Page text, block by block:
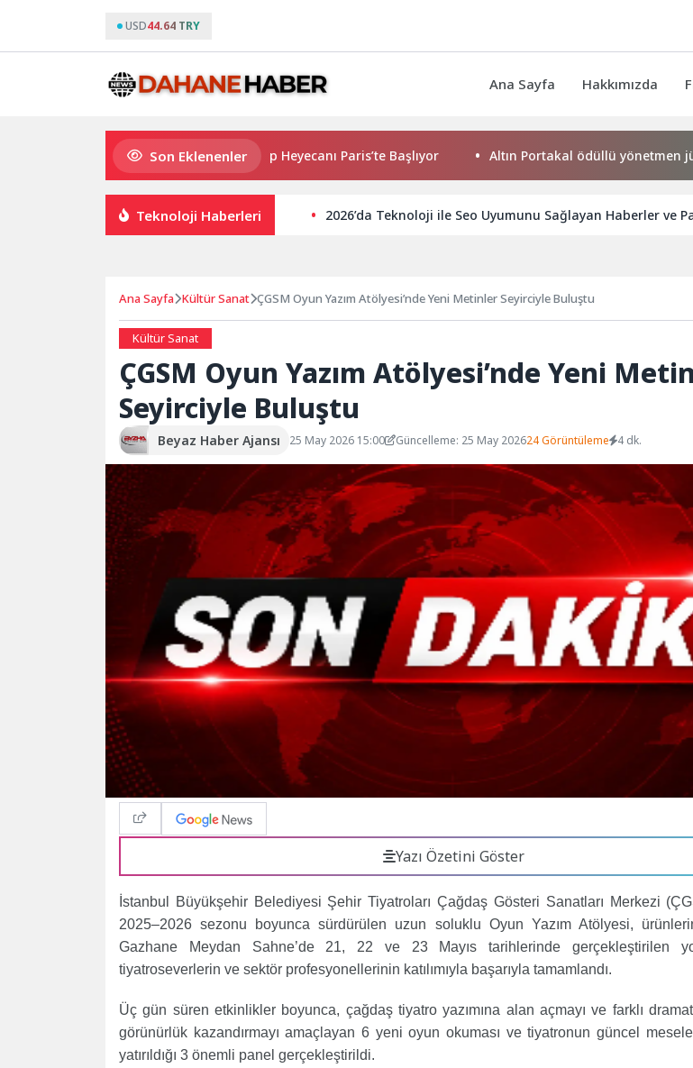
USD44.64 TRY
Ana Sayfa Hakkımızda
Son Eklenenler
2026 PUBG Mobile World Cup Heyecanı Paris’te Başlıyor Altın Portakal ödüllü yönetmen jüri
Teknoloji Haberleri 2026’da Teknoloji ile Seo Uyumunu Sağlayan Haberler ve
Ana Sayfa Kültür Sanat ÇGSM Oyun Yazım Atölyesi’nde Yeni Metinler Seyirciyle Buluştu
Kültür Sanat
ÇGSM Oyun Yazım Atölyesi’nde Yeni
Seyirciyle Buluştu
Beyaz Haber Ajansı 25 May 2026 15:00 Güncelleme: 25 May 202624 Görüntüleme 4 dk.
Yazı Özetini Göster
İstanbul Büyükşehir Belediyesi Şehir Tiyatroları Çağdaş Gösteri Sanatları Merkezi
2025–2026 sezonu boyunca sürdürülen uzun soluklu Oyun Yazım Atölyesi,
Gazhane Meydan Sahne’de 21, 22 ve 23 Mayıs tarihlerinde gerçekleştirilen
tiyatroseverlerin ve sektör profesyonellerinin katılımıyla başarıyla tamamlandı.
Üç gün süren etkinlikler boyunca, çağdaş tiyatro yazımına alan açmayı ve farklı
görünürlük kazandırmayı amaçlayan 6 yeni oyun okuması ve tiyatronun güncel
yatırıldığı 3 önemli panel gerçekleştirildi.